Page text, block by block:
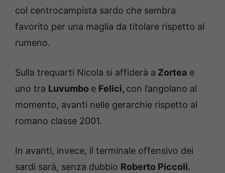
col centrocampista sardo che sembra
favorito per una maglia da titolare rispetto al
rumeno.
Sulla trequarti Nicola si affiderà a Zortea e
uno tra Luvumbo e Felici, con l’angolano al
momento, avanti nelle gerarchie rispetto al
romano classe 2001.
In avanti, invece, il terminale offensivo dei
sardi sarà, senza dubbio Roberto Piccoli.